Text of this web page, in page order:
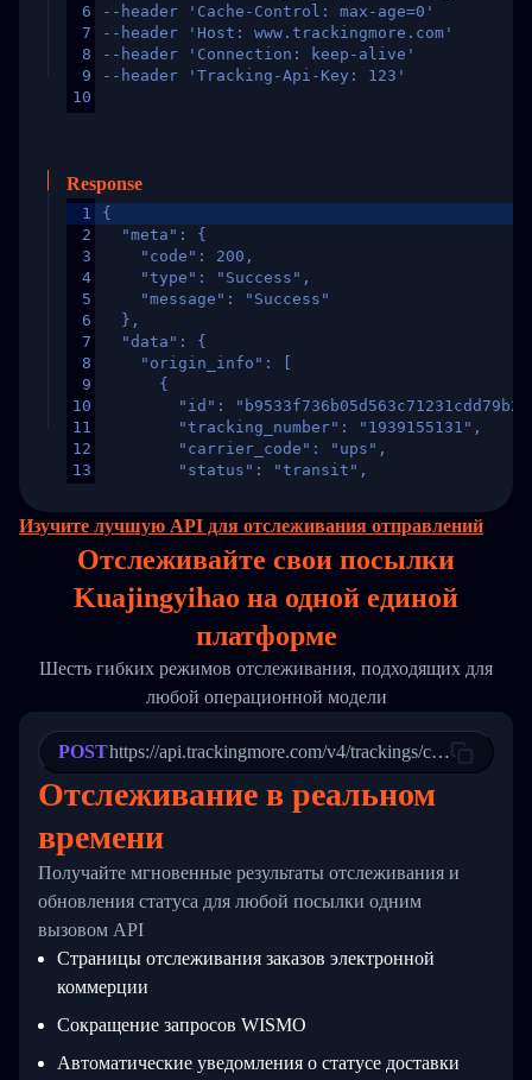
6
7
8
9
10
--header 'Cache-Control: max-age=0'
--header 'Host: www.trackingmore.com'
--header 'Connection: keep-alive'
--header 'Tracking-Api-Key: 123'
Response
1
2
3
4
5
6
7
8
9
10
11
12
13
16
17
19
22
25
26
27
28
30
32
33
{
  "meta": {
    "code": 200,
    "type": "Success",
    "message": "Success"
  },
  "data": {
    "origin_info": [
      {
"id":
        "tracking_number": "1939155131",
        "carrier_code": "ups",
        "status": "transit",
        "itemTimeLength": 2,
        "weblink": "",
        "trackinfo": [
            "Date": "2017-03-08 04: 22: 00",
"StatusDescription": "Departed
"Details": "Departed Facility
          },
          {
            "Date": "2017-03-06 15:28:00",
"StatusDescription": "Shipment
"Details": "BEIJING-
        ]
    ]
  }
Изучите лучшую API для отслеживания отправлений
Отслеживайте свои посылки
Kuajingyihao на одной единой
платформе
Шесть гибких режимов отслеживания, подходящих для
любой операционной модели
POSThttps://api.trackingmore.com/v4/trackings/create
Отслеживание в реальном
времени
Получайте мгновенные результаты отслеживания и
обновления статуса для любой посылки одним
вызовом API
Страницы отслеживания заказов электронной
коммерции
Сокращение запросов WISMO
Автоматические уведомления о статусе доставки